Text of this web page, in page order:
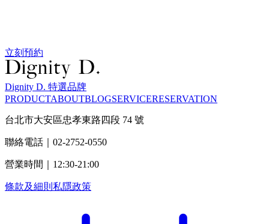
立刻預約
Dignity D. 特選品牌
PRODUCTABOUTBLOGSERVICERESERVATION
台北市大安區忠孝東路四段 74 號
聯絡電話｜02-2752-0550
營業時間｜12:30-21:00
條款及細則 私隱政策